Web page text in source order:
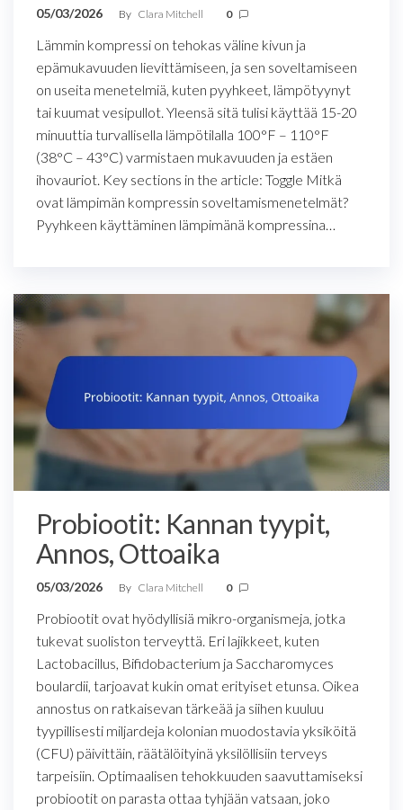
05/03/2026 By Clara Mitchell 0
Lämmin kompressi on tehokas väline kivun ja
epämukavuuden lievittämiseen, ja sen soveltamiseen
on useita menetelmiä, kuten pyyhkeet, lämpötyynyt
tai kuumat vesipullot. Yleensä sitä tulisi käyttää 15-20
minuuttia turvallisella lämpötilalla 100°F – 110°F
(38°C – 43°C) varmistaen mukavuuden ja estäen
ihovauriot. Key sections in the article: Toggle Mitkä
ovat lämpimän kompressin soveltamismenetelmät?
Pyyhkeen käyttäminen lämpimänä kompressina…
Probiootit: Kannan tyypit,
Annos, Ottoaika
05/03/2026 By Clara Mitchell 0
Probiootit ovat hyödyllisiä mikro-organismeja, jotka
tukevat suoliston terveyttä. Eri lajikkeet, kuten
Lactobacillus, Bifidobacterium ja Saccharomyces
boulardii, tarjoavat kukin omat erityiset etunsa. Oikea
annostus on ratkaisevan tärkeää ja siihen kuuluu
tyypillisesti miljardeja kolonian muodostavia yksiköitä
(CFU) päivittäin, räätälöityinä yksilöllisiin terveys
tarpeisiin. Optimaalisen tehokkuuden saavuttamiseksi
probiootit on parasta ottaa tyhjään vatsaan, joko